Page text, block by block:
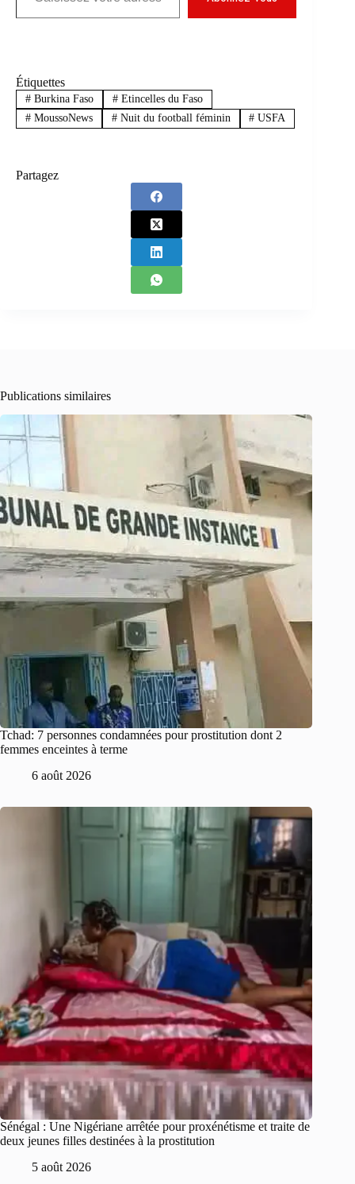
Étiquettes
#Burkina Faso #Etincelles du Faso
#MoussoNews #Nuit du football féminin # USFA
Partagez
Publications similaires
Tchad: 7 personnes condamnées pour prostitution dont 2
femmes enceintes à terme
6 août 2026
Sénégal : Une Nigériane arrêtée pour proxénétisme et traite de
deux jeunes filles destinées à la prostitution
5 août 2026